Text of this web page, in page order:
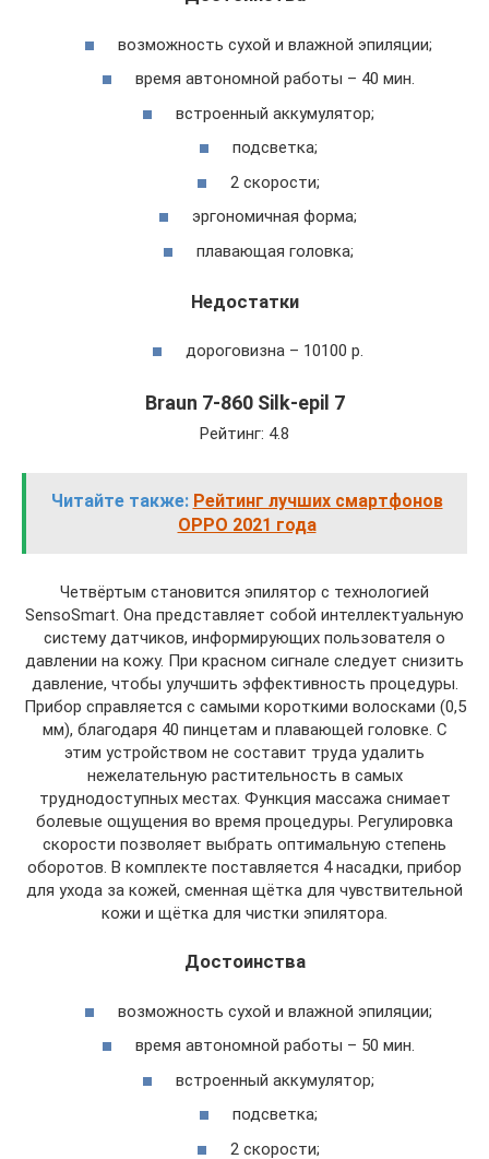
возможность сухой и влажной эпиляции;
время автономной работы – 40 мин.
встроенный аккумулятор;
подсветка;
2 скорости;
эргономичная форма;
плавающая головка;
Недостатки
дороговизна – 10100 р.
Braun 7-860 Silk-epil 7
Рейтинг: 4.8
Читайте также: Рейтинг лучших смартфонов
OPPO 2021 года
Четвёртым становится эпилятор с технологией
SensoSmart. Она представляет собой интеллектуальную
систему датчиков, информирующих пользователя о
давлении на кожу. При красном сигнале следует снизить
давление, чтобы улучшить эффективность процедуры.
Прибор справляется с самыми короткими волосками (0,5
мм), благодаря 40 пинцетам и плавающей головке. С
этим устройством не составит труда удалить
нежелательную растительность в самых
труднодоступных местах. Функция массажа снимает
болевые ощущения во время процедуры. Регулировка
скорости позволяет выбрать оптимальную степень
оборотов. В комплекте поставляется 4 насадки, прибор
для ухода за кожей, сменная щётка для чувствительной
кожи и щётка для чистки эпилятора.
Достоинства
возможность сухой и влажной эпиляции;
время автономной работы – 50 мин.
встроенный аккумулятор;
подсветка;
2 скорости;